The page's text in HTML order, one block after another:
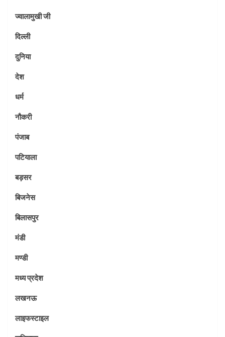
ज्वालामुखी जी
दिल्ली
दुनिया
देश
धर्म
नौकरी
पंजाब
पटियाला
बड़सर
बिजनेस
बिलासपुर
मंडी
मण्डी
मध्य प्रदेश
लखनऊ
लाइफस्टाइल